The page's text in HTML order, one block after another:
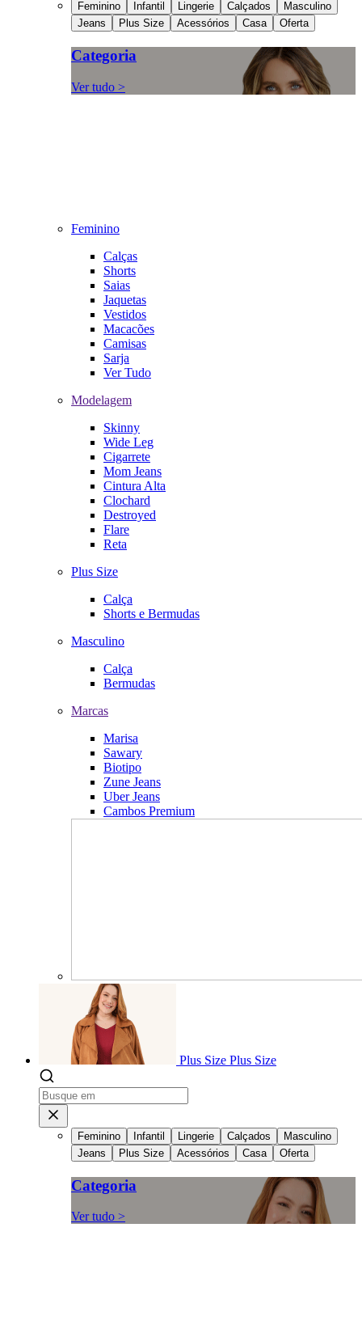
Feminino Infantil Lingerie Calçados
Masculino
Jeans
Plus Size Acessórios Casa Oferta
Categoria
Ver tudo >
Feminino
Calças
Shorts
Saias
Jaquetas
Vestidos
Macacões
Camisas
Sarja
Ver Tudo
Modelagem
Skinny
Wide Leg
Cigarrete
Mom Jeans
Cintura Alta
Clochard
Destroyed
Flare
Reta
Plus Size
Calça
Shorts e Bermudas
Masculino
Calça
Bermudas
Marcas
Marisa
Sawary
Biotipo
Zune Jeans
Uber Jeans
Cambos Premium
Plus Size Plus Size
Feminino Infantil Lingerie Calçados
Masculino
Jeans
Plus Size Acessórios Casa Oferta
Categoria
Ver tudo >